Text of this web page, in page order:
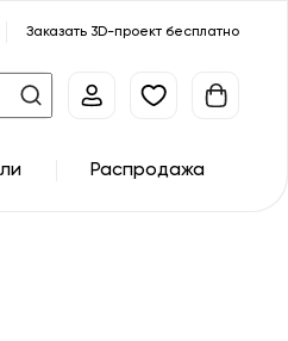
Заказать 3D-проект бесплатно
Распродажа